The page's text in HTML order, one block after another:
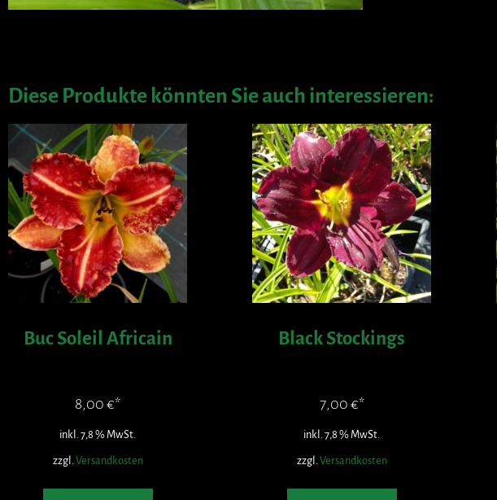
Diese Produkte könnten Sie auch interessieren:
Buc Soleil Africain
8,00 €
inkl. 7,8 % MwSt.
zzgl. Versandkosten
Black Stockings
7,00 €
inkl. 7,8 % MwSt.
zzgl. Versandkosten